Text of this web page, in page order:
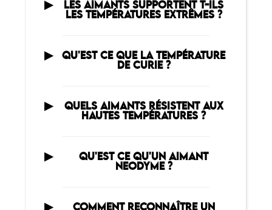
LES AIMANTS SUPPORTENT T-ILS
LES TEMPÉRATURES EXTRÊMES ?
QU'EST CE QUE LA TEMPÉRATURE
DE CURIE ?
QUELS AIMANTS RÉSISTENT AUX
HAUTES TEMPÉRATURES ?
QU'EST CE QU'UN AIMANT
NEODYME ?
COMMENT RECONNAÎTRE UN